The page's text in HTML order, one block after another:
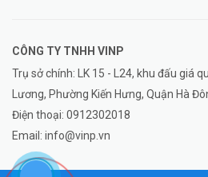
CÔNG TY TNHH VINP
Trụ sở chính: LK 15 - L24, khu đấu giá
Lương, Phường Kiến Hưng, Quận Hà
Điện thoại: 0912302018
Email: info@vinp.vn